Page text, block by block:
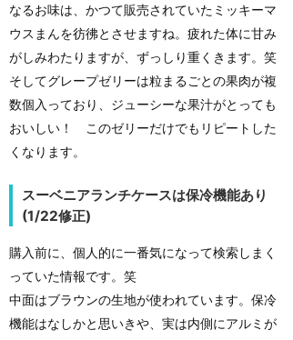
なるお味は、かつて販売されていたミッキーマ
ウスまんを彷彿とさせますね。疲れた体に甘み
がしみわたりますが、ずっしり重くきます。笑
そしてグレープゼリーは粒まるごとの果肉が複
数個入っており、ジューシーな果汁がとっても
おいしい！ このゼリーだけでもリピートした
くなります。
スーベニアランチケースは保冷機能あり
(1/22修正)
購入前に、個人的に一番気になって検索しまく
っていた情報です。笑
中面はブラウンの生地が使われています。保冷
機能はなしかと思いきや、実は内側にアルミが